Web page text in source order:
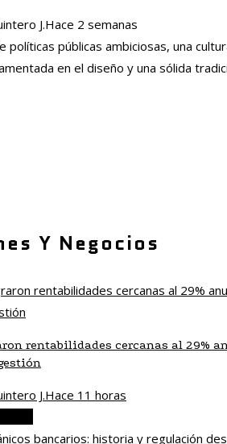
J.Hace 2 semanas
políticas públicas ambiciosas, una
en el diseño y una sólida
Y Negocios
rentabilidades cercanas al 29%
J.Hace 11 horas